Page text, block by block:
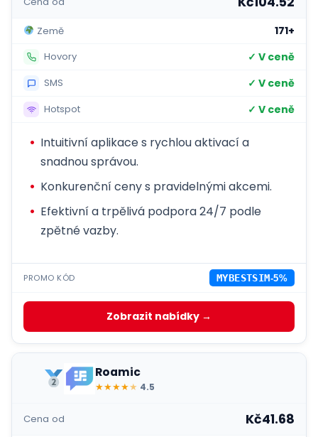
Země 171+
Hovory ✓ V ceně
SMS ✓ V ceně
Hotspot ✓ V ceně
Intuitivní aplikace s rychlou aktivací a
snadnou správou.
Konkurenční ceny s pravidelnými akcemi.
Efektivní a trpělivá podpora 24/7 podle
zpětné vazby.
PROMO KÓD MYBESTSIM-5%
Zobrazit nabídky →
Roamic
★★★★★ 4.5
Cena od Kč41.68